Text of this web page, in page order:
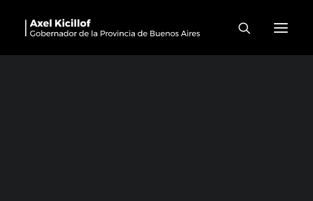
Reapertura del Museo
Molina Campos en Moreno